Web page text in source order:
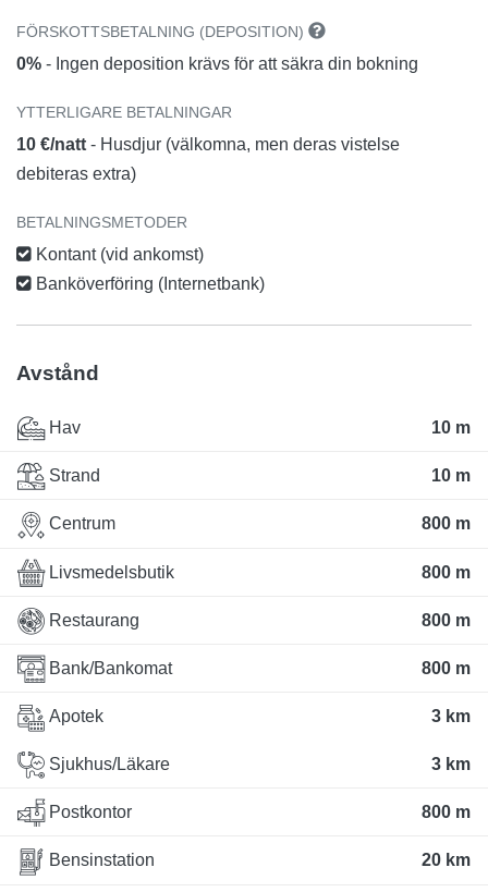
FÖRSKOTTSBETALNING (DEPOSITION)
0% - Ingen deposition krävs för att säkra din bokning
YTTERLIGARE BETALNINGAR
10 €/natt - Husdjur (välkomna, men deras vistelse
debiteras extra)
BETALNINGSMETODER
Kontant (vid ankomst)
Banköverföring (Internetbank)
Avstånd
Hav 10 m
Strand 10 m
Centrum 800 m
Livsmedelsbutik 800 m
Restaurang 800 m
Bank/Bankomat 800 m
Apotek 3 km
Sjukhus/Läkare 3 km
Postkontor 800 m
Bensinstation 20 km